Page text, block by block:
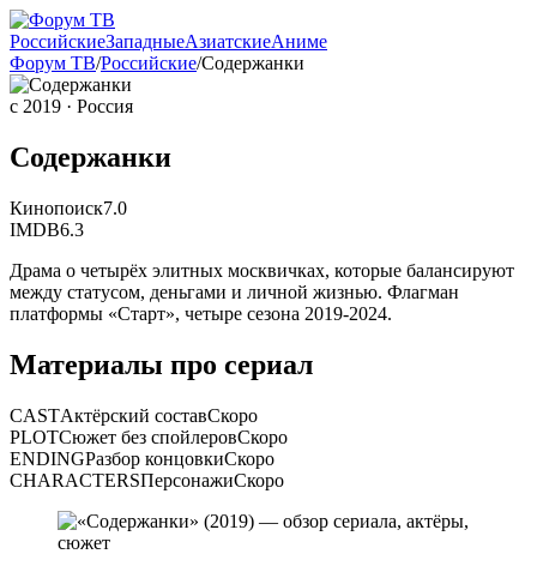
РоссийскиеЗападныеАзиатскиеАниме
Форум ТВ/Российские/Содержанки
с 2019 · Россия
Содержанки
Кинопоиск7.0
IMDB6.3
Драма о четырёх элитных москвичках, которые балансируют
между статусом, деньгами и личной жизнью. Флагман
платформы «Старт», четыре сезона 2019-2024.
Материалы про сериал
CASTАктёрский составСкоро
PLOTСюжет без спойлеровСкоро
ENDINGРазбор концовкиСкоро
CHARACTERSПерсонажиСкоро